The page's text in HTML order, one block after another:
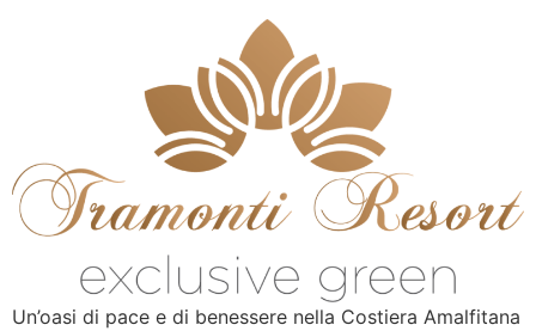
Un’oasi di pace e di benessere nella Costiera Amalfitana